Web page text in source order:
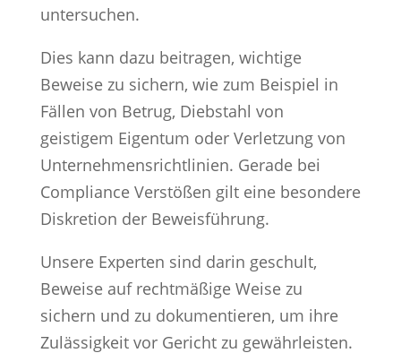
untersuchen.
Dies kann dazu beitragen, wichtige
Beweise zu sichern, wie zum Beispiel in
Fällen von Betrug, Diebstahl von
geistigem Eigentum oder Verletzung von
Unternehmensrichtlinien. Gerade bei
Compliance Verstößen gilt eine besondere
Diskretion der Beweisführung.
Unsere Experten sind darin geschult,
Beweise auf rechtmäßige Weise zu
sichern und zu dokumentieren, um ihre
Zulässigkeit vor Gericht zu gewährleisten.